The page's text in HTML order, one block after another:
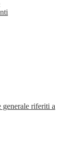
generale riferiti a